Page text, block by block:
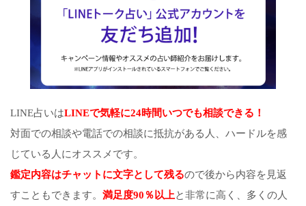
LINE占いはLINEで気軽に24時間いつでも相談できる！
対面での相談や電話での相談に抵抗がある人、ハードルを感
じている人にオススメです。
鑑定内容はチャットに文字として残るので後から内容を見返
すこともできます。 満足度90％以上と非常に高く、多くの人